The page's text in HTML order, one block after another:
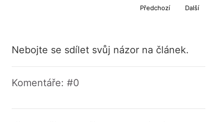
Předchozí Další
Nebojte se sdílet svůj názor na článek.
Komentáře: #0